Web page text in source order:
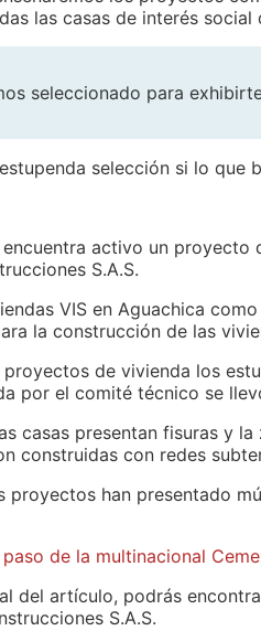
las casas de interés
seleccionado para
selección si lo que
activo un
S.A.S.
VIS en Aguachica
la construcción de las
de vivienda los
por el comité técnico se
casas presentan fisuras y
construidas con redes
proyectos han presentado
de la multinacional
del artículo, podrás
S.A.S.